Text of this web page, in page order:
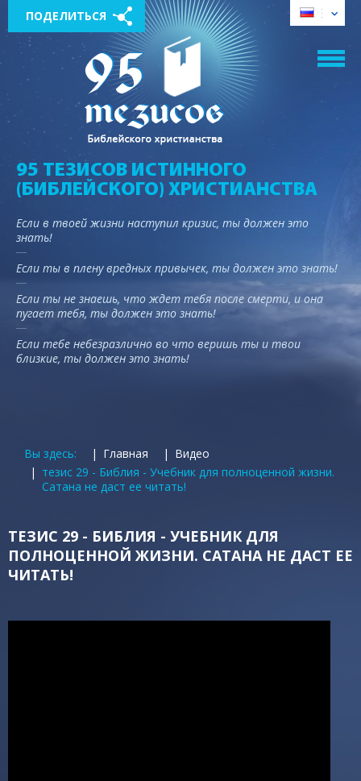
ПОДЕЛИТЬСЯ
95 ТЕЗИСОВ ИСТИННОГО
(БИБЛЕЙСКОГО) ХРИСТИАНСТВА
Если в твоей жизни наступил кризис, ты должен это
знать!
Если ты в плену вредных привычек, ты должен это знать!
Если ты не знаешь, что ждет тебя после смерти, и она
пугает тебя, ты должен это знать!
Если тебе небезразлично во что веришь ты и твои
близкие, ты должен это знать!
Вы здесь: Главная
Видео
тезис 29 - Библия - Учебник для полноценной жизни.
Сатана не даст ее читать!
ТЕЗИС 29 - БИБЛИЯ - УЧЕБНИК ДЛЯ
ПОЛНОЦЕННОЙ ЖИЗНИ. САТАНА НЕ ДАСТ ЕЕ
ЧИТАТЬ!